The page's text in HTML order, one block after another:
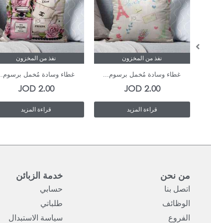
نفذ من المخزون
غطاء وسادة مُخمل برسوم...
2.00
JOD
قراءة المزيد
نفذ من المخزون
غطاء وسادة مُخمل برسوم...
2.00
JOD
قراءة المزيد
من نحن
اتصل بنا
الوظائف
الفروع
خدمة الزبائن
حسابي
طلباتي
سياسة الاستبدال